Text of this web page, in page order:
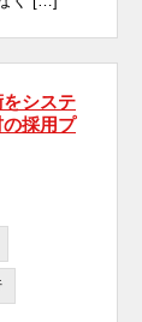
システ
採用プ